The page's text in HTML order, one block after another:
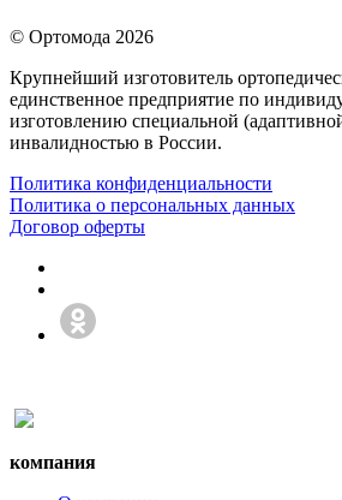
© Ортомода 2026
Крупнейший изготовитель
единственное предприятие по
изготовлению специальной
инвалидностью в России.
Политика конфиденциальности
Политика о персональных данных
Договор оферты
компания